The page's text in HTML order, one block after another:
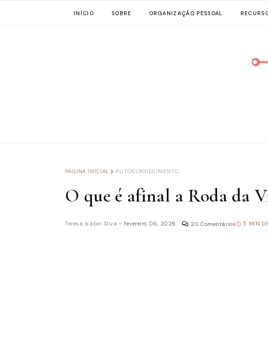
INÍCIO SOBRE ORGANIZAÇÃO PESSOAL
PÁGINA INICIAL AUTOCONHECIMENTO
O que é afinal a Roda da
Teresa Isabel SIlva - fevereiro 06, 2026 20 Comentários 5 MIN